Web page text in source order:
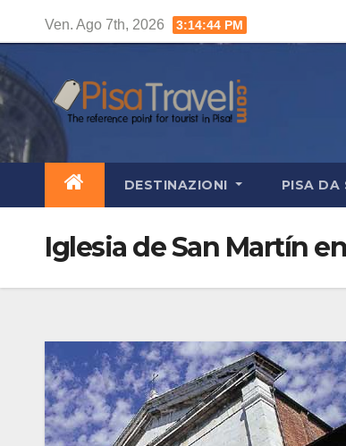
contenuto
Ven. Ago 7th, 2026 3:14:45 PM
DESTINAZIONI PISA DA
Iglesia de San Martín